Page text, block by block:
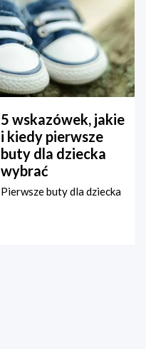
5 wskazówek, jakie
i kiedy pierwsze
buty dla dziecka
wybrać
Pierwsze buty dla dziecka